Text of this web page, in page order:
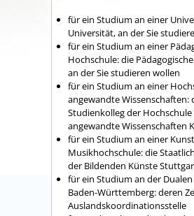
für ein Studium an einer
Universität, an der Sie
für ein Studium an einer
Hochschule: die
an der Sie studieren wollen
für ein Studium an einer
angewandte Wissenschaften:
Studienkolleg der
angewandte Wissenschaften
für ein Studium an einer
Musikhochschule: die
der Bildenden Künste
für ein Studium an der
Baden-Württemberg: deren
Auslandskoordinationsstelle